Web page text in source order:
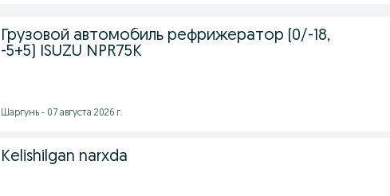
Грузовой автомобиль рефрижератор (0/-18,
-5+5) ISUZU NPR75K
Шаргунь - 07 августа 2026 г.
Kelishilgan narxda